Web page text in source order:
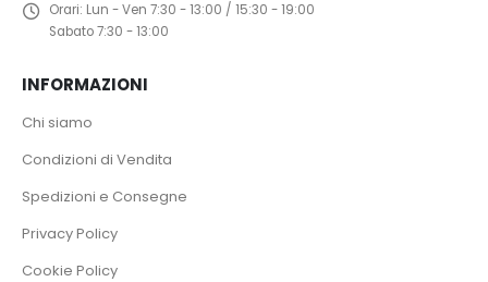
Orari: Lun - Ven 7:30 - 13:00 / 15:30 - 19:00
Sabato 7:30 - 13:00
INFORMAZIONI
Chi siamo
Condizioni di Vendita
Spedizioni e Consegne
Privacy Policy
Cookie Policy